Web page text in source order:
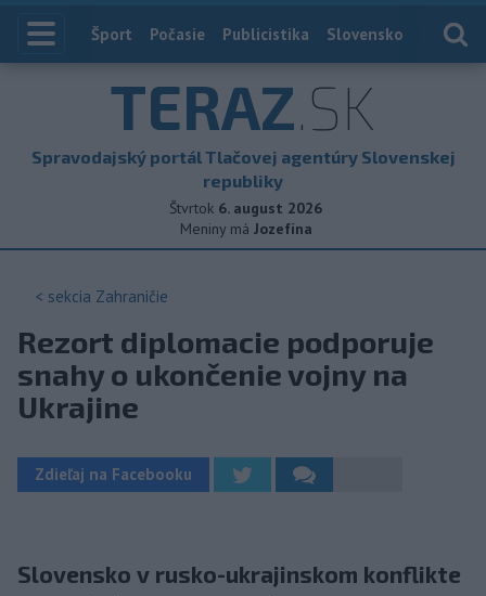
Index
Šport Počasie Publicistika Slovensko
TERAZ.SK
Spravodajský portál Tlačovej agentúry Slovenskej
republiky
Štvrtok 6. august 2026
Meniny má Jozefína
< sekcia Zahraničie
Rezort diplomacie podporuje
snahy o ukončenie vojny na
Ukrajine
Zdieľaj na Facebooku
Slovensko v rusko-ukrajinskom konflikte